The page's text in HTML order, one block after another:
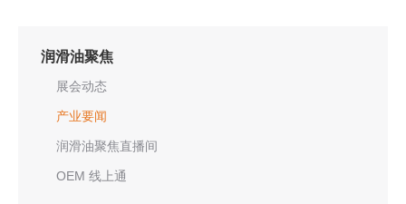
润滑油聚焦
展会动态
产业要闻
润滑油聚焦直播间
OEM 线上通